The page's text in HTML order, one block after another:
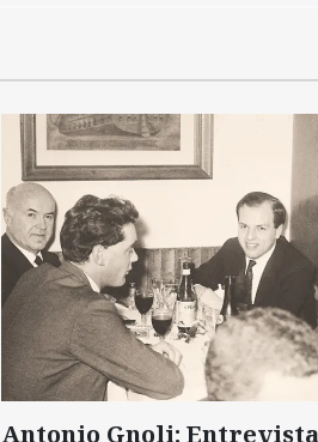
Antonio Gnoli: